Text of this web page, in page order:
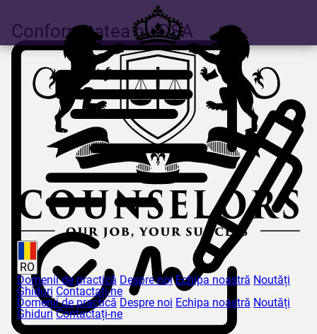
RO
Domenii de practică Despre noi Echipa noastră Noutăți
Ghiduri Contactați-ne
Domenii de practică Despre noi Echipa noastră Noutăți
Ghiduri Contactați-ne
Conformitatea cu DSA